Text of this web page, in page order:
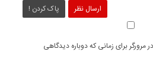
ارسال نظر پاک کردن !
برای زمانی که دوباره دیدگاهی